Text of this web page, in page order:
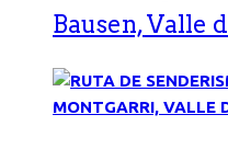
Bausen, Valle